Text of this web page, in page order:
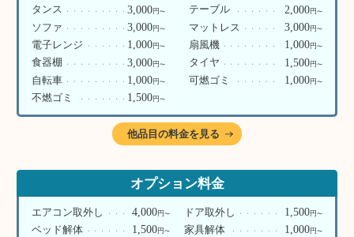
タンス 3,000円〜 テーブル 2,000円〜
ソファ 3,000円〜 マットレス 3,000円〜
電子レンジ 1,000円〜 扇風機 1,000円〜
食器棚 3,000円〜 タイヤ 1,500円〜
自転車 1,000円〜 可燃ゴミ 1,000円〜
不燃ゴミ 1,500円〜
他品目の料金を見る
オプション料金
エアコン取外し 4,000円〜 ドア取外し 1,500円〜
ベッド解体 1,500円〜 家具解体 1,000円〜